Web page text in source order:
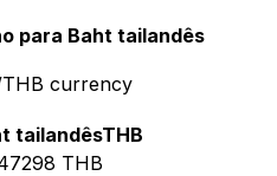
para Baht tailandês
currency
tailandêsTHB
THB